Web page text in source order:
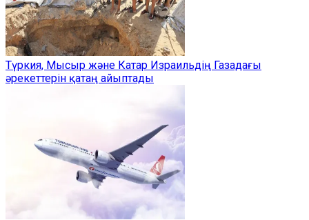
Түркия, Мысыр және Катар Израильдің Газадағы
әрекеттерін қатаң айыптады